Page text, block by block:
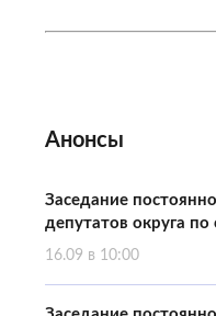
Анонсы
Заседание
депутатов округа
16.09 в 10:00